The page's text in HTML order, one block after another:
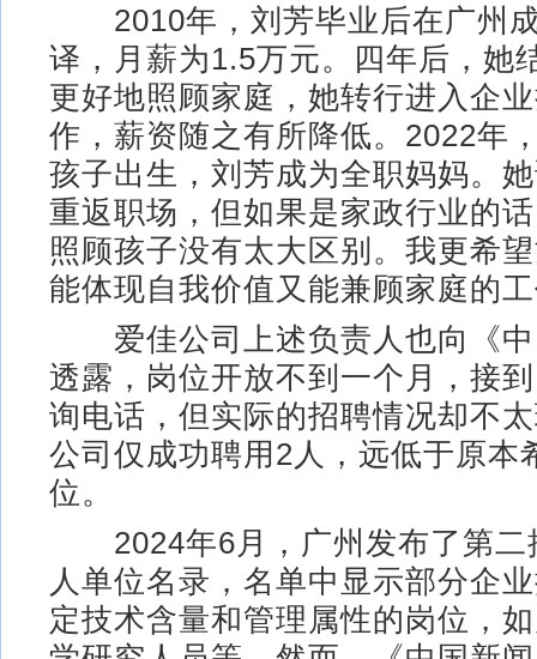
2010年，刘芳毕业后在广州
译，月薪为1.5万元。四年后，她
更好地照顾家庭，她转行进入企
作，薪资随之有所降低。2022年
孩子出生，刘芳成为全职妈妈。
重返职场，但如果是家政行业的
照顾孩子没有太大区别。我更希
能体现自我价值又能兼顾家庭的
爱佳公司上述负责人也向《中
透露，岗位开放不到一个月，接
询电话，但实际的招聘情况却不
公司仅成功聘用2人，远低于原本
位。
2024年6月，广州发布了第二
人单位名录，名单中显示部分企
定技术含量和管理属性的岗位，